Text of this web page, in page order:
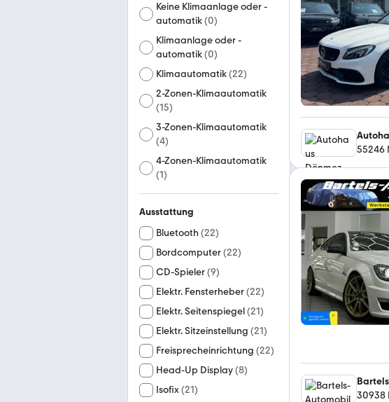
Keine Klimaanlage oder -
automatik(0)
Klimaanlage oder -
automatik(0)
Klimaautomatik(22)
2-Zonen-Klimaautomatik
(15)
3-Zonen-Klimaautomatik
(4)
4-Zonen-Klimaautomatik
(1)
Ausstattung
Bluetooth (22)
Bordcomputer(22)
CD-Spieler(9)
Elektr. Fensterheber(22)
Elektr. Seitenspiegel(21)
Elektr. Sitzeinstellung (21)
Freisprecheinrichtung (22)
Head-Up Display(8)
Isofix(21)
55246
30938